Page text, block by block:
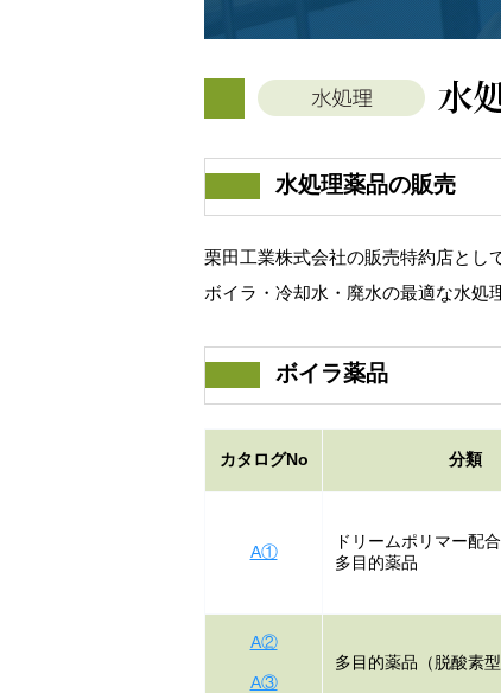
水処理薬品の販売
栗田工業株式会社の販売特約店とし
ボイラ・冷却水・廃水の最適な水処
ボイラ薬品
カタログNo 分類
A①
ドリームポリマー配合
多目的薬品
A②
A③
多目的薬品（脱酸素型